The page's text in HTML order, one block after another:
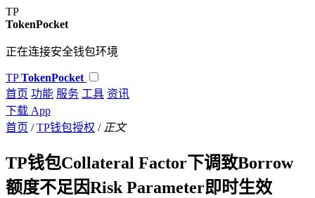
TP
TokenPocket
正在连接安全钱包环境
TP TokenPocket
首页 功能 服务 工具 资讯
下载 App
首页 / TP钱包授权 / 正文
TP钱包Collateral Factor下调致Borrow
额度不足因Risk Parameter即时生效